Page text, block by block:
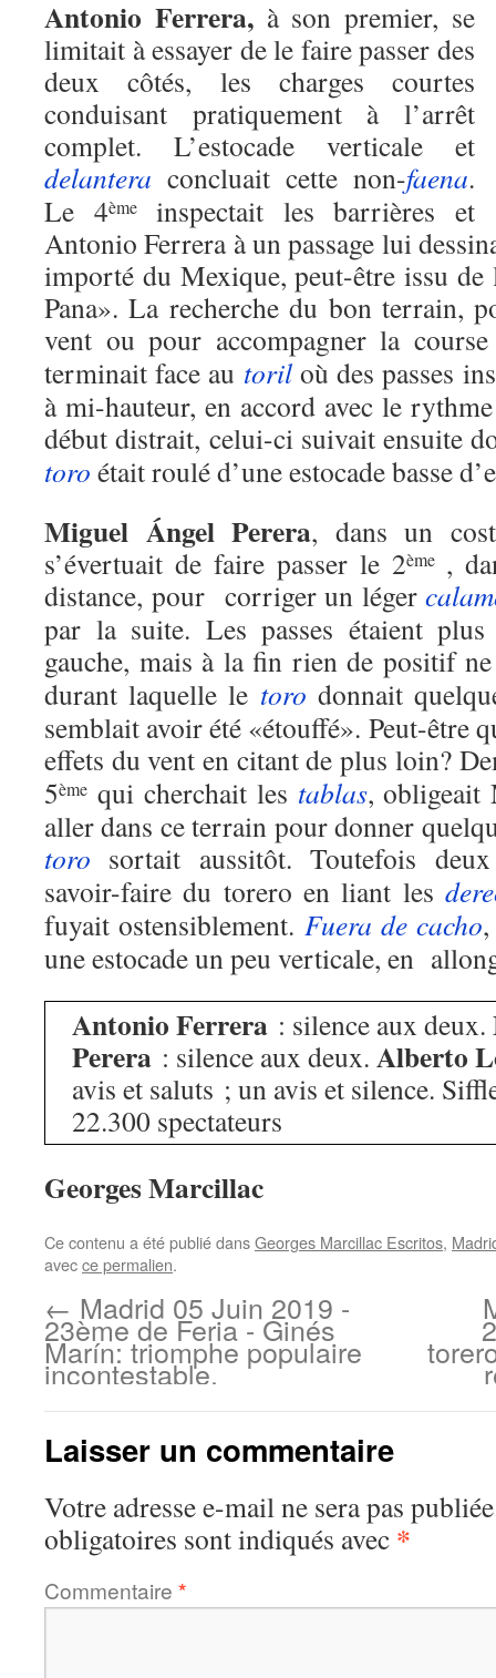
Antonio Ferrera, à son premier, se
limitait à essayer de le faire passer des
deux côtés, les charges courtes
conduisant pratiquement à l’arrêt
complet. L’estocade verticale et
delantera concluait cette non-faena.
Le 4èmeinspectait les barrières et
Antonio Ferrera à un passage lui
importé du Mexique, peut-être issu
Pana». La recherche du bon terrain,
vent ou pour accompagner la
terminait face au toriloù des passes
à mi-hauteur, en accord avec le
début distrait, celui-ci suivait ensuite
toro était roulé d’une estocade basse
Miguel Ángel Perera, dans un
s’évertuait de faire passer le 2ème,
distance, pour corriger un léger
par la suite. Les passes étaient
gauche, mais à la fin rien de positif
durant laquelle le toro donnait
semblait avoir été «étouffé». Peut-être
effets du vent en citant de plus loin?
5ème qui cherchait les tablas, obligeait
aller dans ce terrain pour donner
toro sortait aussitôt. Toutefois
savoir-faire du torero en liant les
fuyait ostensiblement. Fuera de cacho
une estocade un peu verticale, en
Antonio Ferrera : silence aux deux.
Perera : silence aux deux. Alberto
avis et saluts ; un avis et silence.
22.300 spectateurs
Georges Marcillac
Ce contenu a été publié dansGeorges Marcillac Escritos,
avecce permalien.
← Madrid 05 Juin 2019 -
23ème de Feria - Ginés
Marín: triomphe populaire
incontestable.
Laisser un commentaire
Votre adresse e-mail ne sera pas
obligatoires sont indiqués avec *
Commentaire *